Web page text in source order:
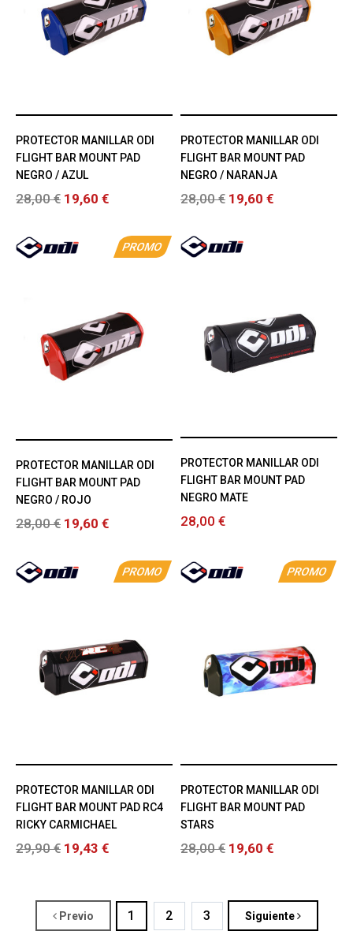
PROTECTOR MANILLAR ODI
FLIGHT BAR MOUNT PAD
NEGRO / AZUL
28,00 € 19,60 €
PROTECTOR MANILLAR ODI
FLIGHT BAR MOUNT PAD
NEGRO / NARANJA
28,00 € 19,60 €
PROMO
PROTECTOR MANILLAR ODI
FLIGHT BAR MOUNT PAD
NEGRO / ROJO
28,00 € 19,60 €
PROTECTOR MANILLAR ODI
FLIGHT BAR MOUNT PAD
NEGRO MATE
28,00 €
PROMO
PROTECTOR MANILLAR ODI
FLIGHT BAR MOUNT PAD RC4
RICKY CARMICHAEL
29,90 € 19,43 €
PROMO
PROTECTOR MANILLAR ODI
FLIGHT BAR MOUNT PAD
STARS
28,00 € 19,60 €
Previo 1 2 3 Siguiente